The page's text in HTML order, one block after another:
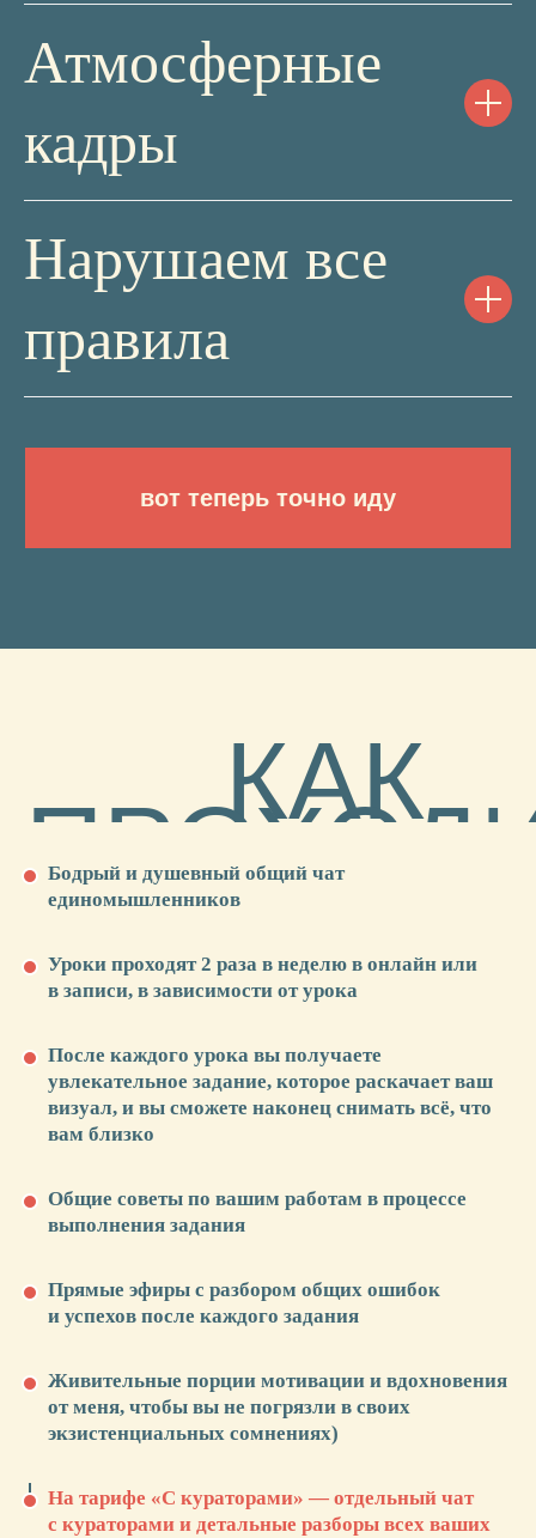
Атмосферные
кадры
Нарушаем все
правила
Бодрый и душевный общий чат
единомышленников
Уроки проходят 2 раза в неделю в онлайн или
в записи, в зависимости от урока
После каждого урока вы получаете
увлекательное задание, которое раскачает ваш
визуал, и вы сможете наконец снимать всё, что
вам близко
Общие советы по вашим работам в процессе
выполнения задания
Прямые эфиры с разбором общих ошибок
и успехов после каждого задания
Живительные порции мотивации и вдохновения
от меня, чтобы вы не погрязли в своих
экзистенциальных сомнениях)
На тарифе «С кураторами» — отдельный чат
с кураторами и детальные разборы всех ваших
ТАРИФЫ:
С
КУРАТОРОМ
БАЗОВЫЙ
— Выборочный разбор домашних заданий
— Общий чат-комьюнити
материалам
КУПИТЬ
— 8 практических домашних заданий
— Выборочный разбор домашних заданий
— Общий чат-комьюнити
— 1 год доступа ко всем обучающим
—
Отдельный мини-чат с кураторами
и учениками: 1 куратор на 15 человек
Проверка всех домашек от кураторов
от 2582₽/мес
30 990₽ в рассрочку без переплат
оформить рассрочку
или
19 990₽23 990₽
30 990₽34 990₽